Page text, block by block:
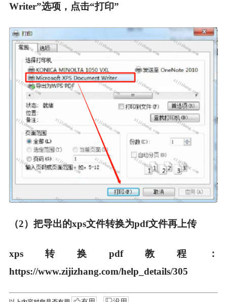
Writer”选项，点击“打印”
（2）把导出的xps文件转换为pdf文件再上传
xps转换pdf教程：
https://www.zijizhang.com/help_details/305